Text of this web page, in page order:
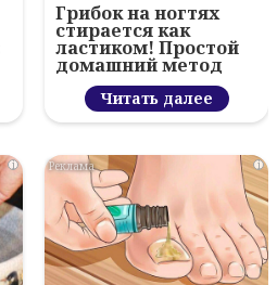
Грибок на ногтях
стирается как
ластиком! Простой
домашний метод
Читать далее
i i